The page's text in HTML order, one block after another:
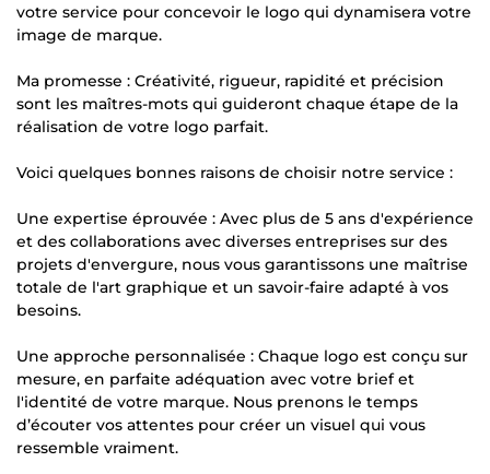
votre service pour concevoir le logo qui dynamisera votre
image de marque.
Ma promesse : Créativité, rigueur, rapidité et précision
sont les maîtres-mots qui guideront chaque étape de la
réalisation de votre logo parfait.
Voici quelques bonnes raisons de choisir notre service :
Une expertise éprouvée : Avec plus de 5 ans d'expérience
et des collaborations avec diverses entreprises sur des
projets d'envergure, nous vous garantissons une maîtrise
totale de l'art graphique et un savoir-faire adapté à vos
besoins.
Une approche personnalisée : Chaque logo est conçu sur
mesure, en parfaite adéquation avec votre brief et
l'identité de votre marque. Nous prenons le temps
d’écouter vos attentes pour créer un visuel qui vous
ressemble vraiment.